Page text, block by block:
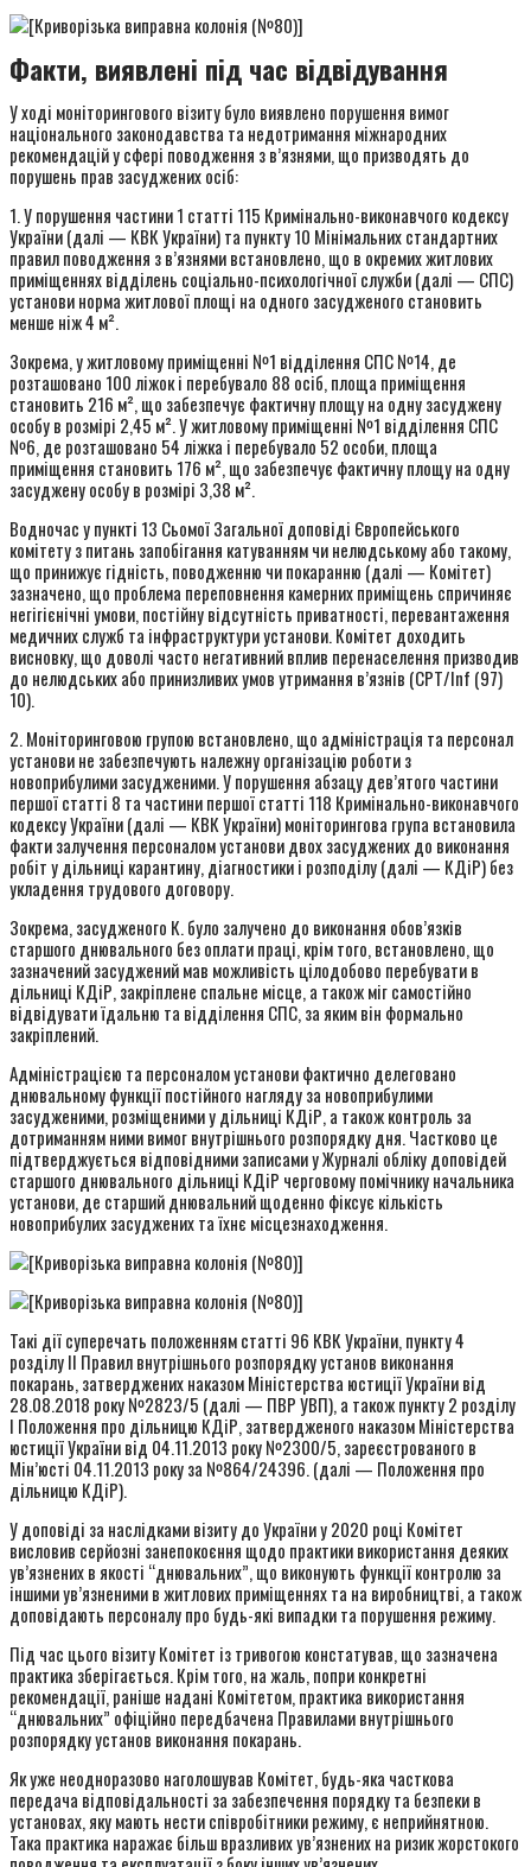
Факти, виявлені під час відвідування
У ході моніторингового візиту було виявлено порушення вимог
національного законодавства та недотримання міжнародних
рекомендацій у сфері поводження з в’язнями, що призводять до
порушень прав засуджених осіб:
1. У порушення частини 1 статті 115 Кримінально-виконавчого кодексу
України (далі — КВК України) та пункту 10 Мінімальних стандартних
правил поводження з в’язнями встановлено, що в окремих житлових
приміщеннях відділень соціально-психологічної служби (далі — СПС)
установи норма житлової площі на одного засудженого становить
менше ніж 4 м².
Зокрема, у житловому приміщенні №1 відділення СПС №14, де
розташовано 100 ліжок і перебувало 88 осіб, площа приміщення
становить 216 м², що забезпечує фактичну площу на одну засуджену
особу в розмірі 2,45 м². У житловому приміщенні №1 відділення СПС
№6, де розташовано 54 ліжка і перебувало 52 особи, площа
приміщення становить 176 м², що забезпечує фактичну площу на одну
засуджену особу в розмірі 3,38 м².
Водночас у пункті 13 Сьомої Загальної доповіді Європейського
комітету з питань запобігання катуванням чи нелюдському або такому,
що принижує гідність, поводженню чи покаранню (далі — Комітет)
зазначено, що проблема переповнення камерних приміщень спричиняє
негігієнічні умови, постійну відсутність приватності, перевантаження
медичних служб та інфраструктури установи. Комітет доходить
висновку, що доволі часто негативний вплив перенаселення призводив
до нелюдських або принизливих умов утримання в’язнів (CPT/Inf (97)
10).
2. Моніторинговою групою встановлено, що адміністрація та персонал
установи не забезпечують належну організацію роботи з
новоприбулими засудженими. У порушення абзацу дев’ятого частини
першої статті 8 та частини першої статті 118 Кримінально-виконавчого
кодексу України (далі — КВК України) моніторингова група встановила
факти залучення персоналом установи двох засуджених до виконання
робіт у дільниці карантину, діагностики і розподілу (далі — КДіР) без
укладення трудового договору.
Зокрема, засудженого К. було залучено до виконання обов’язків
старшого днювального без оплати праці, крім того, встановлено, що
зазначений засуджений мав можливість цілодобово перебувати в
дільниці КДіР, закріплене спальне місце, а також міг самостійно
відвідувати їдальню та відділення СПС, за яким він формально
закріплений.
Адміністрацією та персоналом установи фактично делеговано
днювальному функції постійного нагляду за новоприбулими
засудженими, розміщеними у дільниці КДіР, а також контроль за
дотриманням ними вимог внутрішнього розпорядку дня. Частково це
підтверджується відповідними записами у Журналі обліку доповідей
старшого днювального дільниці КДіР черговому помічнику начальника
установи, де старший днювальний щоденно фіксує кількість
новоприбулих засуджених та їхнє місцезнаходження.
Такі дії суперечать положенням статті 96 КВК України, пункту 4
розділу ІІ Правил внутрішнього розпорядку установ виконання
покарань, затверджених наказом Міністерства юстиції України від
28.08.2018 року №2823/5 (далі — ПВР УВП), а також пункту 2 розділу
І Положення про дільницю КДіР, затвердженого наказом Міністерства
юстиції України від 04.11.2013 року №2300/5, зареєстрованого в
Мін’юсті 04.11.2013 року за №864/24396. (далі — Положення про
дільницю КДіР).
У доповіді за наслідками візиту до України у 2020 році Комітет
висловив серйозні занепокоєння щодо практики використання деяких
ув’язнених в якості “днювальних”, що виконують функції контролю за
іншими ув’язненими в житлових приміщеннях та на виробництві, а також
доповідають персоналу про будь-які випадки та порушення режиму.
Під час цього візиту Комітет із тривогою констатував, що зазначена
практика зберігається. Крім того, на жаль, попри конкретні
рекомендації, раніше надані Комітетом, практика використання
“днювальних” офіційно передбачена Правилами внутрішнього
розпорядку установ виконання покарань.
Як уже неодноразово наголошував Комітет, будь-яка часткова
передача відповідальності за забезпечення порядку та безпеки в
установах, яку мають нести співробітники режиму, є неприйнятною.
Така практика наражає більш вразливих ув’язнених на ризик жорстокого